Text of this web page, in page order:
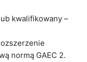
kwalifikowany –
normą GAEC 2.